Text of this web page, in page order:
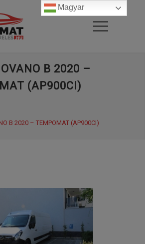
B 2020 –
(AP900CI)
B 2020 – TEMPOMAT (AP900CI)
Magyar